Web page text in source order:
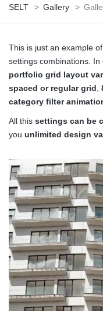
SELT > Gallery >
This is just an example
settings combinations.
portfolio grid layout
spaced or regular grid
category filter
All this settings can be
you unlimited design